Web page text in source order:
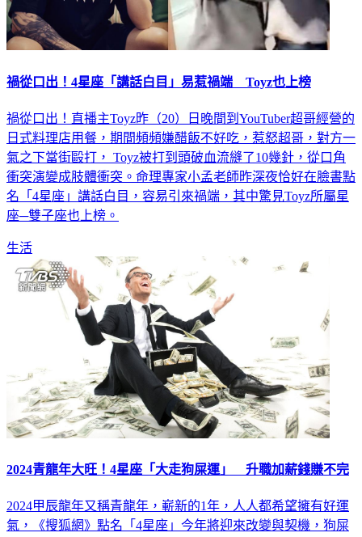
禍從口出！4星座「講話白目」易惹禍端 Toyz也上榜
禍從口出！直播主Toyz昨（20）日晚間到YouTuber超哥經營的
日式料理店用餐，期間頻頻嫌醋飯不好吃，惹怒超哥，對方一
氣之下當街毆打， Toyz被打到頭破血流縫了10幾針，從口角
衝突演變成肢體衝突。命理專家小孟老師昨深夜恰好在臉書點
名「4星座」講話白目，容易引來禍端，其中驚見Toyz所屬星
座─雙子座也上榜。
生活
2024青龍年大旺！4星座「大走狗屎運」 升職加薪錢賺不完
2024甲辰龍年又稱青龍年，嶄新的1年，人人都希望擁有好運
氣，《搜狐網》點名「4星座」今年將迎來改變與契機，狗屎